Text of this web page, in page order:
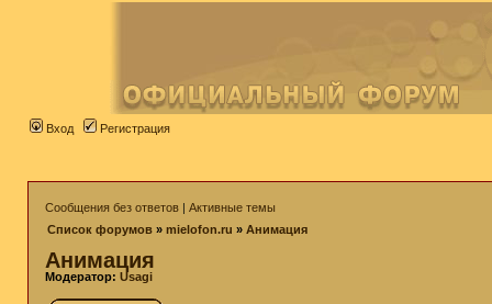
Вход Регистрация
Сообщения без ответов | Активные темы
Список форумов » mielofon.ru » Анимация
Анимация
Модератор: Usagi